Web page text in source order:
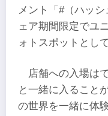
メント「#（ハッ
ェア期間限定でユ
ォトスポットとし
店舗への入場は
と一緒に入ること
の世界を一緒に体